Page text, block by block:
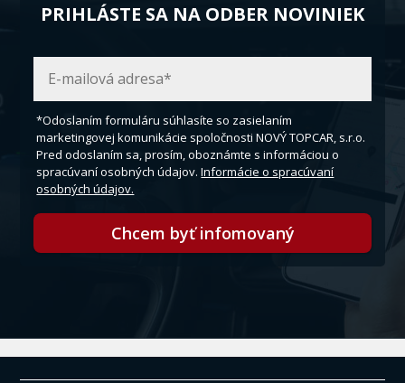
PRIHLÁSTE SA NA ODBER NOVINIEK
*Odoslaním formuláru súhlasíte so zasielaním
marketingovej komunikácie spoločnosti NOVÝ TOPCAR, s.r.o.
Pred odoslaním sa, prosím, oboznámte s informáciou o
spracúvaní osobných údajov.Informácie o spracúvaní
osobných údajov.
Chcem byť infomovaný